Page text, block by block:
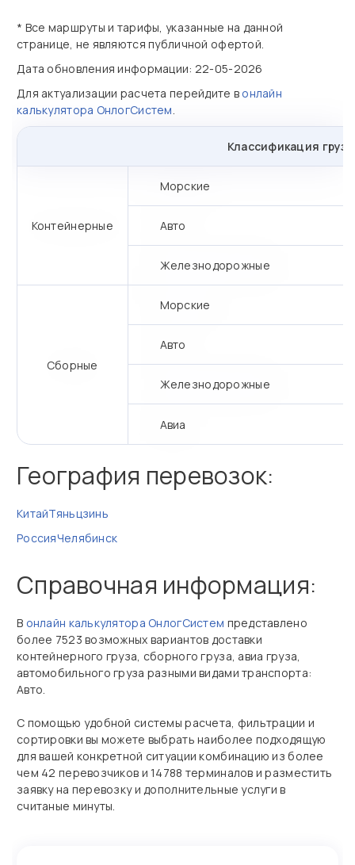
* Все маршруты и тарифы, указанные на данной
странице, не являются публичной офертой.
Дата обновления информации: 22-05-2026
Для актуализации расчета перейдите в онлайн
калькулятора ОнлогСистем.
Классификация
Контейнерные
Морские
Авто
Железнодорожные
Сборные
Морские
Авто
Железнодорожные
Авиа
География перевозок:
КитайТяньцзинь
РоссияЧелябинск
Справочная информация:
В онлайн калькулятора ОнлогСистем представлено
более 7523 возможных вариантов доставки
контейнерного груза, сборного груза, авиа груза,
автомобильного груза разными видами транспорта:
Авто.
С помощью удобной системы расчета, фильтрации и
сортировки вы можете выбрать наиболее подходящую
для вашей конкретной ситуации комбинацию из более
чем 42 перевозчиков и 14788 терминалов и разместить
заявку на перевозку и дополнительные услуги в
считаные минуты.